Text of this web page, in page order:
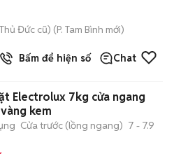
Đức cũ) (P. Tam Bình mới)
Bấm để hiện số Chat
Electrolux 7kg cửa ngang
kem
Cửa trước (lồng ngang) 7 - 7.9